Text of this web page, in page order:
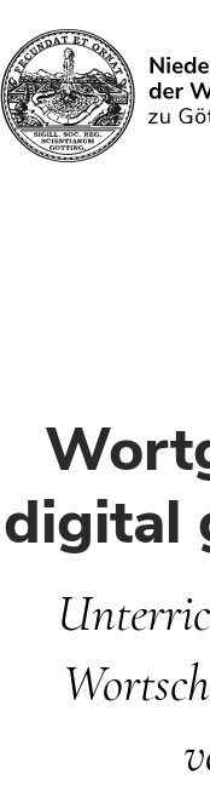
Search
digital